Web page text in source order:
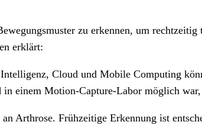
zu erkennen, um rechtzeitig
erklärt:
Cloud und Mobile Computing
einem Motion-Capture-Labor möglich
Arthrose. Frühzeitige Erkennung ist